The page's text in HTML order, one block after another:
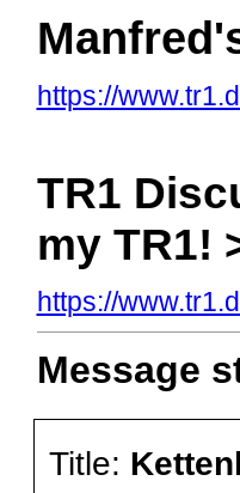
https://
TR1
my TR1!
https://
Message
Title: